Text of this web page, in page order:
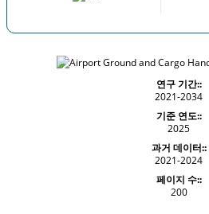
연구 기간::
2021-2034
기준 연도::
2025
과거 데이터::
2021-2024
페이지 수::
200